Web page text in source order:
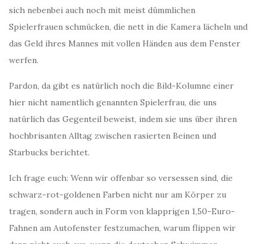
sich nebenbei auch noch mit meist dümmlichen
Spielerfrauen schmücken, die nett in die Kamera lächeln und
das Geld ihres Mannes mit vollen Händen aus dem Fenster
werfen.
Pardon, da gibt es natürlich noch die Bild-Kolumne einer
hier nicht namentlich genannten Spielerfrau, die uns
natürlich das Gegenteil beweist, indem sie uns über ihren
hochbrisanten Alltag zwischen rasierten Beinen und
Starbucks berichtet.
Ich frage euch: Wenn wir offenbar so versessen sind, die
schwarz-rot-goldenen Farben nicht nur am Körper zu
tragen, sondern auch in Form von klapprigen 1,50-Euro-
Fahnen am Autofenster festzumachen, warum flippen wir